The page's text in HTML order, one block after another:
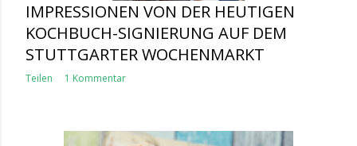
IMPRESSIONEN VON DER HEUTIGEN
KOCHBUCH-SIGNIERUNG AUF DEM
STUTTGARTER WOCHENMARKT
Teilen 1 Kommentar